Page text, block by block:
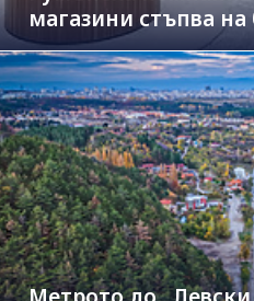
магазини стъпва